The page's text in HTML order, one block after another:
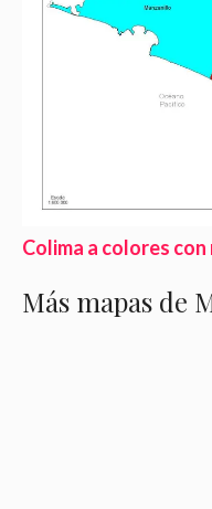
Colima a colores con
Más mapas de